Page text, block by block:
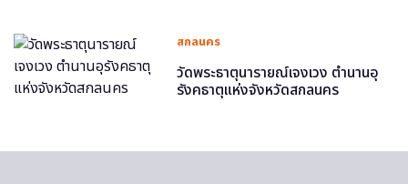
สกลนคร
วัดพระธาตุนารายณ์เจงเวง ตำนานอุ
รังคธาตุแห่งจังหวัดสกลนคร